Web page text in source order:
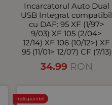
Incarcatorul Auto Dual
USB Integrat compatibil
cu DAF: 95 XF (1/97>
9/03) XF 105 (2/04>
12/14) XF 106 (10/12>) XF
95 (11/01> 12/07) CF (7/13)
34.99 RON
Indisponibil